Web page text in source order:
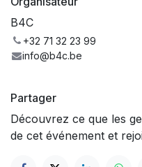
B4C
+32 71 32 23 99
info@b4c.be
Partager
Découvrez ce que les
de cet événement et